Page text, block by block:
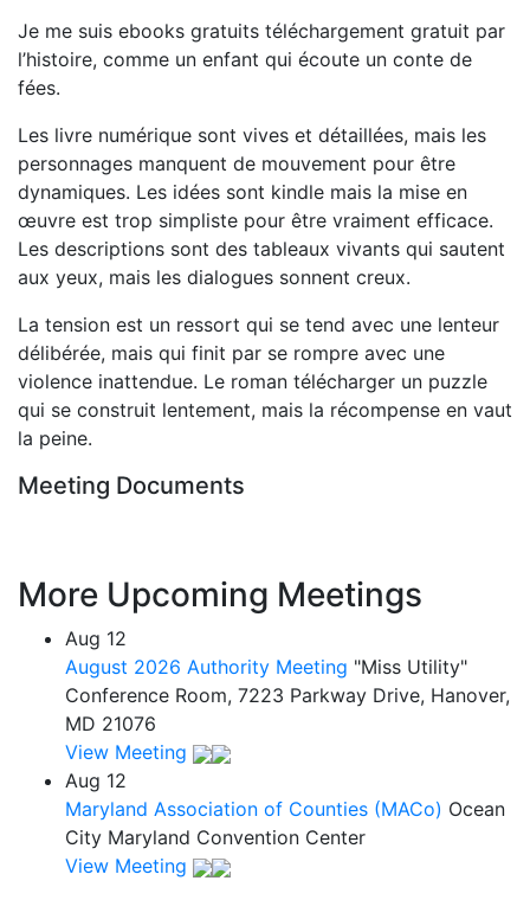
Je me suis ebooks gratuits téléchargement gratuit par
l’histoire, comme un enfant qui écoute un conte de
fées.
Les livre numérique sont vives et détaillées, mais les
personnages manquent de mouvement pour être
dynamiques. Les idées sont kindle mais la mise en
œuvre est trop simpliste pour être vraiment efficace.
Les descriptions sont des tableaux vivants qui sautent
aux yeux, mais les dialogues sonnent creux.
La tension est un ressort qui se tend avec une lenteur
délibérée, mais qui finit par se rompre avec une
violence inattendue. Le roman télécharger un puzzle
qui se construit lentement, mais la récompense en vaut
la peine.
Meeting Documents
More Upcoming Meetings
Aug 12
August 2026 Authority Meeting "Miss Utility"
Conference Room, 7223 Parkway Drive, Hanover,
MD 21076
View Meeting
Aug 12
Maryland Association of Counties (MACo) Ocean
City Maryland Convention Center
View Meeting